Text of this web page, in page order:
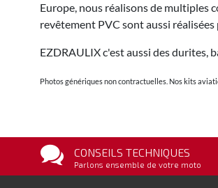
Europe, nous réalisons de multiples
revêtement PVC sont aussi
EZDRAULIX c'est aussi des durites,
Photos génériques non contractuelles. Nos kits
CONSEILS TECHNIQUES
Parlons ensemble de votre moto